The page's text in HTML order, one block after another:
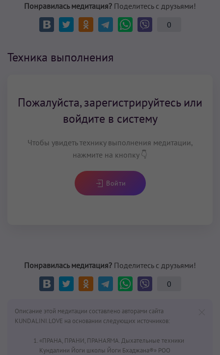
Понравилась медитация? Поделитесь с друзьями!
0
Техника выполнения
Пожалуйста, зарегистрируйтесь или
войдите в систему
Чтобы увидеть технику выполнения медитации,
нажмите на кнопку 👇
Войти
Понравилась медитация? Поделитесь с друзьями!
0
Описание этой медитации составлено авторами сайта
KUNDALINI.LOVE на основании следующих источников:
«ПРАНА, ПРАНИ, ПРАНАЯМА. Дыхательные техники
Кундалини Йоги школы Йоги Бхаджана®» РОО